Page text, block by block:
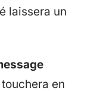
laissera un
en